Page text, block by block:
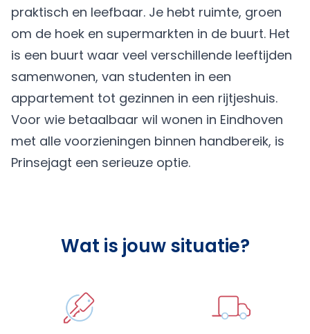
praktisch en leefbaar. Je hebt ruimte, groen
om de hoek en supermarkten in de buurt. Het
is een buurt waar veel verschillende leeftijden
samenwonen, van studenten in een
appartement tot gezinnen in een rijtjeshuis.
Voor wie betaalbaar wil wonen in Eindhoven
met alle voorzieningen binnen handbereik, is
Prinsejagt een serieuze optie.
Wat is jouw situatie?